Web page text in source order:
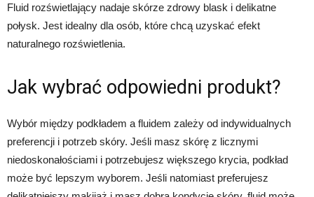
Fluid rozświetlający nadaje skórze zdrowy blask i delikatne
połysk. Jest idealny dla osób, które chcą uzyskać efekt
naturalnego rozświetlenia.
Jak wybrać odpowiedni produkt?
Wybór między podkładem a fluidem zależy od indywidualnych
preferencji i potrzeb skóry. Jeśli masz skórę z licznymi
niedoskonałościami i potrzebujesz większego krycia, podkład
może być lepszym wyborem. Jeśli natomiast preferujesz